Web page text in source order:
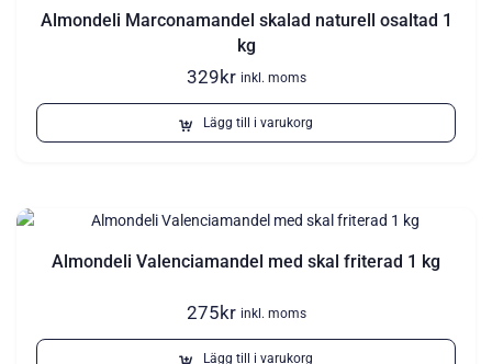
Almondeli Marconamandel skalad naturell osaltad 1
kg
329kr inkl. moms
Lägg till i varukorg
Almondeli Valenciamandel med skal friterad 1 kg
275kr inkl. moms
Lägg till i varukorg